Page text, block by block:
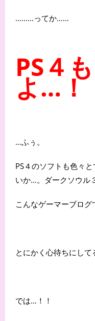
………ってか……
PS４
よ…！
…ふぅ。
PS４のソフトも色々
いか…。ダークソウル
こんなゲーマーブロ
とにかく心待ちにして
では…！！